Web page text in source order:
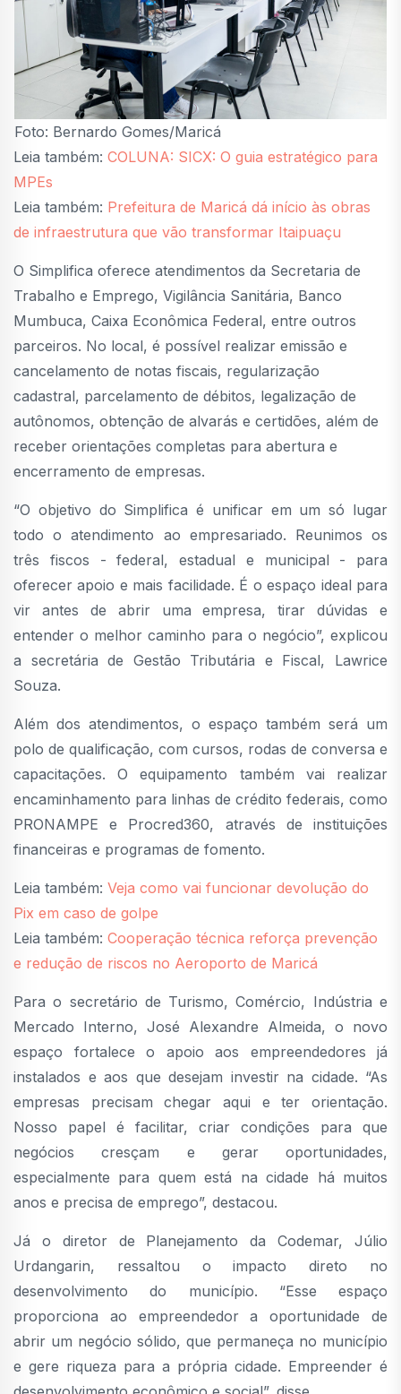
Foto: Bernardo Gomes/Maricá
Leia também: COLUNA: SICX: O guia estratégico para
MPEs
Leia também: Prefeitura de Maricá dá início às obras
de infraestrutura que vão transformar Itaipuaçu
O Simplifica oferece atendimentos da Secretaria de
Trabalho e Emprego, Vigilância Sanitária, Banco
Mumbuca, Caixa Econômica Federal, entre outros
parceiros. No local, é possível realizar emissão e
cancelamento de notas fiscais, regularização
cadastral, parcelamento de débitos, legalização de
autônomos, obtenção de alvarás e certidões, além de
receber orientações completas para abertura e
encerramento de empresas.
“O objetivo do Simplifica é unificar em um só lugar
todo o atendimento ao empresariado. Reunimos os
três fiscos - federal, estadual e municipal - para
oferecer apoio e mais facilidade. É o espaço ideal para
vir antes de abrir uma empresa, tirar dúvidas e
entender o melhor caminho para o negócio”, explicou
a secretária de Gestão Tributária e Fiscal, Lawrice
Souza.
Além dos atendimentos, o espaço também será um
polo de qualificação, com cursos, rodas de conversa e
capacitações. O equipamento também vai realizar
encaminhamento para linhas de crédito federais, como
PRONAMPE e Procred360, através de instituições
financeiras e programas de fomento.
Leia também: Veja como vai funcionar devolução do
Pix em caso de golpe
Leia também: Cooperação técnica reforça prevenção
e redução de riscos no Aeroporto de Maricá
Para o secretário de Turismo, Comércio, Indústria e
Mercado Interno, José Alexandre Almeida, o novo
espaço fortalece o apoio aos empreendedores já
instalados e aos que desejam investir na cidade. “As
empresas precisam chegar aqui e ter orientação.
Nosso papel é facilitar, criar condições para que
negócios cresçam e gerar oportunidades,
especialmente para quem está na cidade há muitos
anos e precisa de emprego”, destacou.
Já o diretor de Planejamento da Codemar, Júlio
Urdangarin, ressaltou o impacto direto no
desenvolvimento do município. “Esse espaço
proporciona ao empreendedor a oportunidade de
abrir um negócio sólido, que permaneça no município
e gere riqueza para a própria cidade. Empreender é